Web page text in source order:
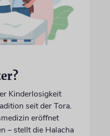
Kinderlosigkeit
seit der Tora.
eröffnet
– stellt die Halacha